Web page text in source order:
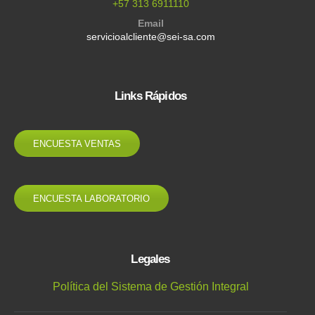
+57 313 6911110
Email
servicioalcliente@sei-sa.com
Links Rápidos
ENCUESTA VENTAS
ENCUESTA LABORATORIO
Legales
Política del Sistema de Gestión Integral